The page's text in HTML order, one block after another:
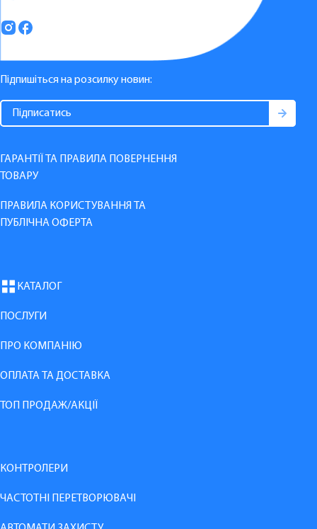
Підпишіться на розсилку новин:
ГАРАНТІЇ ТА ПРАВИЛА ПОВЕРНЕННЯ
ТОВАРУ
ПРАВИЛА КОРИСТУВАННЯ ТА
ПУБЛІЧНА ОФЕРТА
КАТАЛОГ
ПОСЛУГИ
ПРО КОМПАНІЮ
ОПЛАТА ТА ДОСТАВКА
ТОП ПРОДАЖ/АКЦІЇ
КОНТРОЛЕРИ
ЧАСТОТНІ ПЕРЕТВОРЮВАЧІ